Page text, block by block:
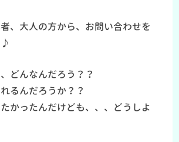
、大人の方から、お問い合わせを
♪
どんなんだろう？？
るんだろうか？？
かったんだけども、、、どうしよ